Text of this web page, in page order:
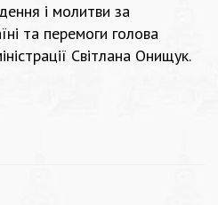
і молитви за
та перемоги голова
Світлана Онищук.